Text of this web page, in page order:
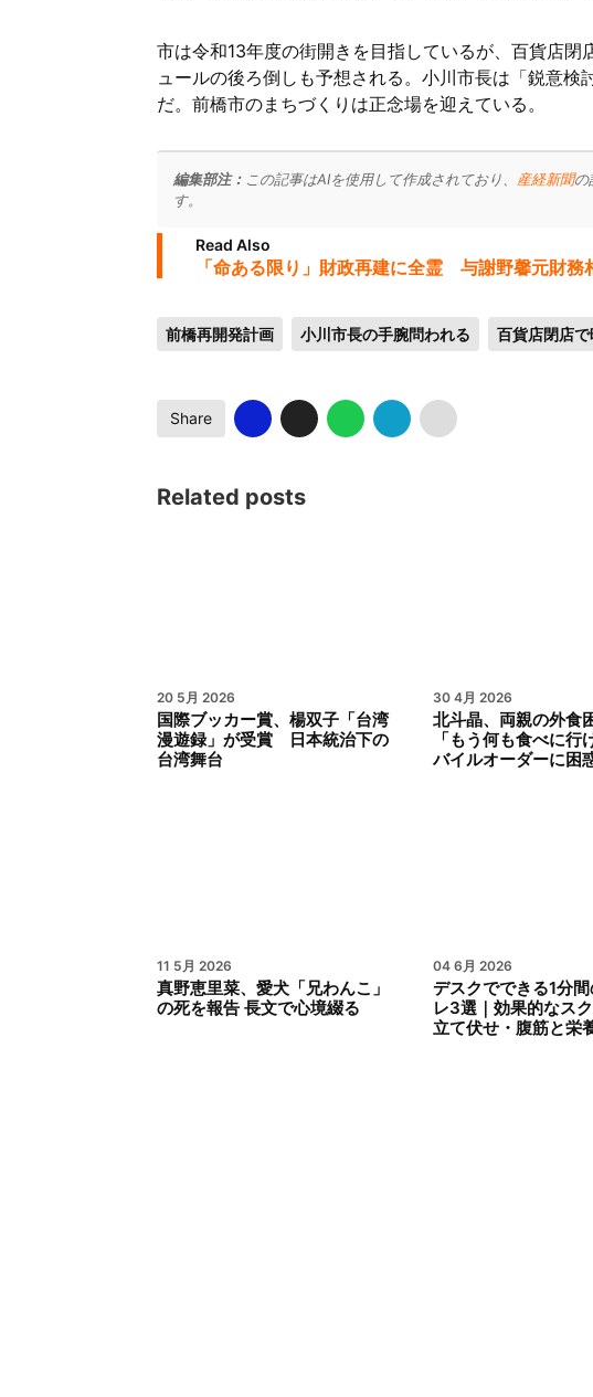
市は令和13年度の街開きを目指しているが、百貨店
ュールの後ろ倒しも予想される。小川市長は「鋭意
だ。前橋市のまちづくりは正念場を迎えている。
編集部注： この記事はAIを使用して作成されており、 産経新聞の
す。
Read Also
「命ある限り」財政再建に全霊 与謝野馨元財務
前橋再開発計画 小川市長の手腕問われる 百貨店閉店
Share
Related posts
20 5月 2026
国際ブッカー賞、楊双子「台湾
漫遊録」が受賞 日本統治下の
台湾舞台
30 4月 2026
北斗晶、両親の外食
「もう何も食べに行
バイルオーダーに困
11 5月 2026
真野恵里菜、愛犬「兄わんこ」
の死を報告 長文で心境綴る
04 6月 2026
デスクでできる1分
レ3選｜効果的なス
立て伏せ・腹筋と栄